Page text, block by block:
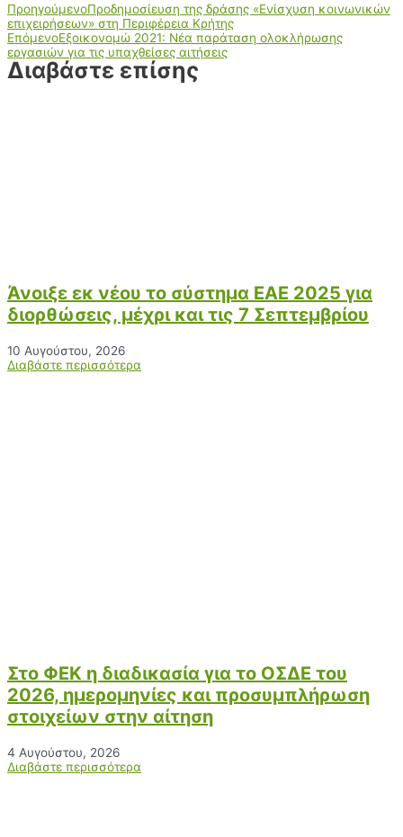
ΠροηγούμενοΠροδημοσίευση της δράσης «Ενίσχυση κοινωνικών
επιχειρήσεων» στη Περιφέρεια Κρήτης
ΕπόμενοΕξοικονομώ 2021: Νέα παράταση ολοκλήρωσης
εργασιών για τις υπαχθείσες αιτήσεις
Διαβάστε επίσης
Άνοιξε εκ νέου το σύστημα ΕΑΕ 2025 για
διορθώσεις, μέχρι και τις 7 Σεπτεμβρίου
10 Αυγούστου, 2026
Διαβάστε περισσότερα
Στο ΦΕΚ η διαδικασία για το ΟΣΔΕ του
2026, ημερομηνίες και προσυμπλήρωση
στοιχείων στην αίτηση
4 Αυγούστου, 2026
Διαβάστε περισσότερα